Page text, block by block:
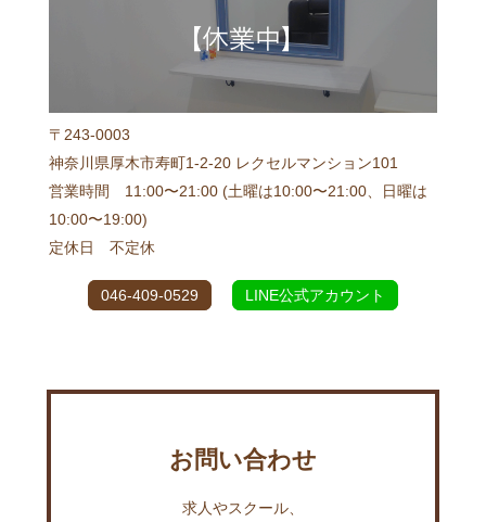
〒243-0003
神奈川県厚木市寿町1-2-20 レクセルマンション101
営業時間 11:00〜21:00 (土曜は10:00〜21:00、日曜は
10:00〜19:00)
定休日 不定休
046-409-0529 LINE公式アカウント
お問い合わせ
求人やスクール、